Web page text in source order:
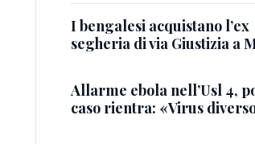
I bengalesi acquistano l’ex
segheria di via Giustizia a
Allarme ebola nell’Usl 4,
caso rientra: «Virus